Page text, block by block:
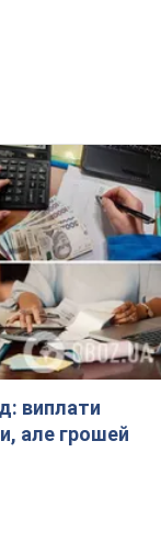
виплати
але грошей